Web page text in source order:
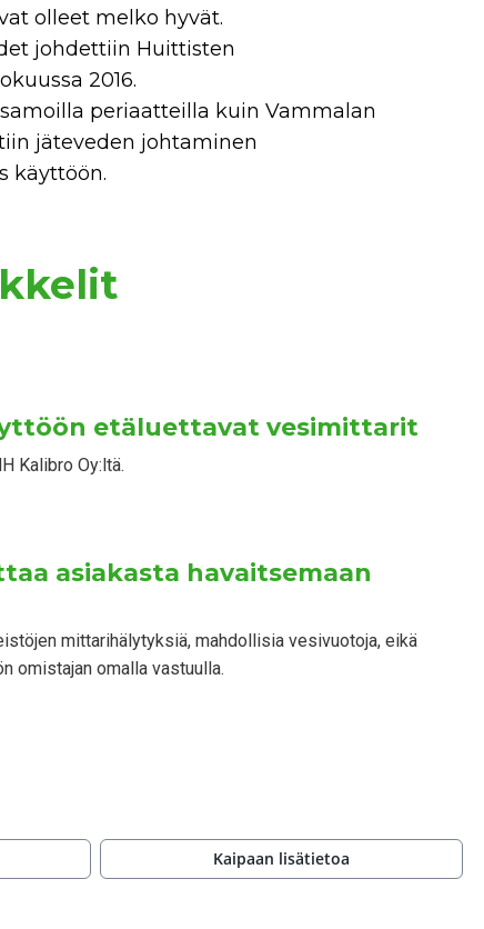
olleet melko hyvät.
johdettiin Huittisten
2016.
periaatteilla kuin Vammalan
jäteveden johtaminen
käyttöön.
etäluettavat vesimittarit
Kalibro Oy:ltä.
asiakasta havaitsemaan
mittarihälytyksiä, mahdollisia vesivuotoja, eikä
omistajan omalla vastuulla.
Kaipaan lisätietoa